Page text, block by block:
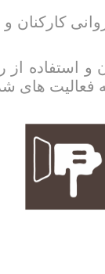
کارکنان و
استفاده از
فعالیت های